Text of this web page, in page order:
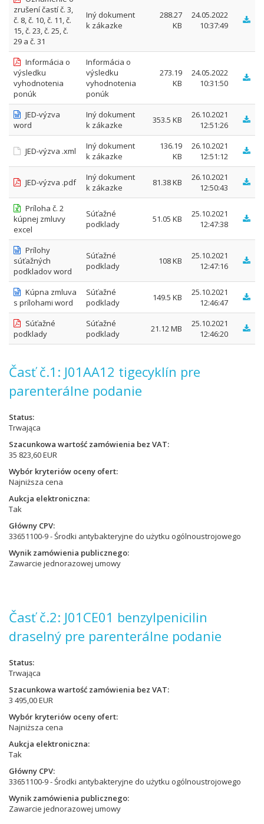
zrušení častí č. 3,
č. 8, č. 10, č. 11, č.
15, č. 23, č. 25, č.
29 a č. 31
Iný dokument
k zákazke
288.27
KB
24.05.2022
10:37:49
Informácia o
výsledku
vyhodnotenia
ponúk
Informácia o
výsledku
vyhodnotenia
ponúk
273.19
KB
24.05.2022
10:31:50
JED-výzva
word
Iný dokument
k zákazke
353.5 KB
26.10.2021
12:51:26
JED-výzva .xml
Iný dokument
k zákazke
136.19
KB
26.10.2021
12:51:12
JED-výzva .pdf
Iný dokument
k zákazke
81.38 KB
26.10.2021
12:50:43
Príloha č. 2
kúpnej zmluvy
excel
Súťažné
podklady
51.05 KB
25.10.2021
12:47:38
Prílohy
súťažných
podkladov word
Súťažné
podklady
108 KB
25.10.2021
12:47:16
Kúpna zmluva
s prílohami word
Súťažné
podklady
149.5 KB
25.10.2021
12:46:47
Súťažné
podklady
Súťažné
podklady
21.12 MB
25.10.2021
12:46:20
Časť č.1: J01AA12 tigecyklín pre
parenterálne podanie
Status
Trwająca
Szacunkowa wartość zamówienia bez VAT
35 823,60 EUR
Wybór kryteriów oceny ofert
Najniższa cena
Aukcja elektroniczna
Tak
Główny CPV
33651100-9 - Środki antybakteryjne do użytku ogólnoustrojowego
Wynik zamówienia publicznego
Zawarcie jednorazowej umowy
Časť č.2: J01CE01 benzylpenicilin
draselný pre parenterálne podanie
Status
Trwająca
Szacunkowa wartość zamówienia bez VAT
3 495,00 EUR
Wybór kryteriów oceny ofert
Najniższa cena
Aukcja elektroniczna
Tak
Główny CPV
33651100-9 - Środki antybakteryjne do użytku ogólnoustrojowego
Wynik zamówienia publicznego
Zawarcie jednorazowej umowy